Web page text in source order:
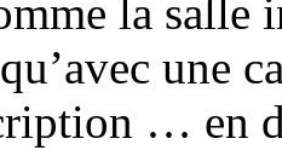
la salle
une
… en